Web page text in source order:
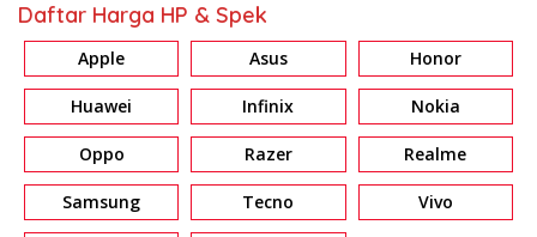
Daftar Harga HP & Spek
Apple Asus Honor
Huawei Infinix Nokia
Oppo Razer Realme
Samsung Tecno Vivo